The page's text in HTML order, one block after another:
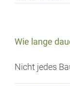
Wie lange
Nicht jedes